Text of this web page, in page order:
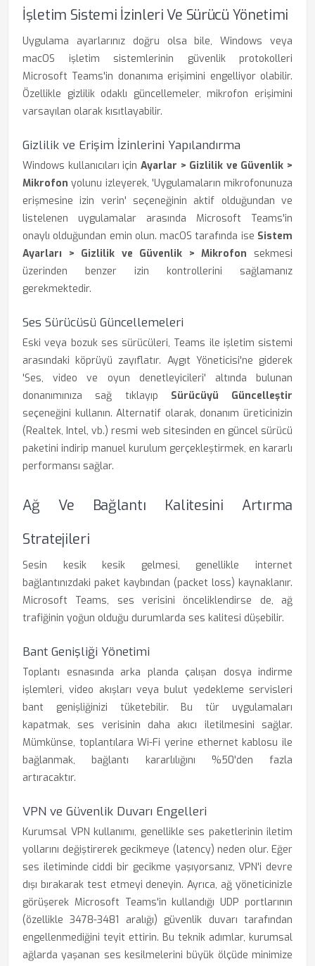
İşletim Sistemi İzinleri Ve Sürücü Yönetimi
Uygulama ayarlarınız doğru olsa bile, Windows veya
macOS işletim sistemlerinin güvenlik protokolleri
Microsoft Teams'in donanıma erişimini engelliyor olabilir.
Özellikle gizlilik odaklı güncellemeler, mikrofon erişimini
varsayılan olarak kısıtlayabilir.
Gizlilik ve Erişim İzinlerini Yapılandırma
Windows kullanıcıları için Ayarlar > Gizlilik ve Güvenlik >
Mikrofon yolunu izleyerek, 'Uygulamaların mikrofonunuza
erişmesine izin verin' seçeneğinin aktif olduğundan ve
listelenen uygulamalar arasında Microsoft Teams'in
onaylı olduğundan emin olun. macOS tarafında ise Sistem
Ayarları > Gizlilik ve Güvenlik > Mikrofon sekmesi
üzerinden benzer izin kontrollerini sağlamanız
gerekmektedir.
Ses Sürücüsü Güncellemeleri
Eski veya bozuk ses sürücüleri, Teams ile işletim sistemi
arasındaki köprüyü zayıflatır. Aygıt Yöneticisi'ne giderek
'Ses, video ve oyun denetleyicileri' altında bulunan
donanımınıza sağ tıklayıp Sürücüyü Güncelleştir
seçeneğini kullanın. Alternatif olarak, donanım üreticinizin
(Realtek, Intel, vb.) resmi web sitesinden en güncel sürücü
paketini indirip manuel kurulum gerçekleştirmek, en kararlı
performansı sağlar.
Ağ Ve Bağlantı Kalitesini Artırma
Stratejileri
Sesin kesik kesik gelmesi, genellikle internet
bağlantınızdaki paket kaybından (packet loss) kaynaklanır.
Microsoft Teams, ses verisini önceliklendirse de, ağ
trafiğinin yoğun olduğu durumlarda ses kalitesi düşebilir.
Bant Genişliği Yönetimi
Toplantı esnasında arka planda çalışan dosya indirme
işlemleri, video akışları veya bulut yedekleme servisleri
bant genişliğinizi tüketebilir. Bu tür uygulamaları
kapatmak, ses verisinin daha akıcı iletilmesini sağlar.
Mümkünse, toplantılara Wi-Fi yerine ethernet kablosu ile
bağlanmak, bağlantı kararlılığını %50'den fazla
artıracaktır.
VPN ve Güvenlik Duvarı Engelleri
Kurumsal VPN kullanımı, genellikle ses paketlerinin iletim
yollarını değiştirerek gecikmeye (latency) neden olur. Eğer
ses iletiminde ciddi bir gecikme yaşıyorsanız, VPN'i devre
dışı bırakarak test etmeyi deneyin. Ayrıca, ağ yöneticinizle
görüşerek Microsoft Teams'in kullandığı UDP portlarının
(özellikle 3478-3481 aralığı) güvenlik duvarı tarafından
engellenmediğini teyit ettirin. Bu teknik adımlar, kurumsal
ağlarda yaşanan ses kesilmelerini büyük ölçüde minimize